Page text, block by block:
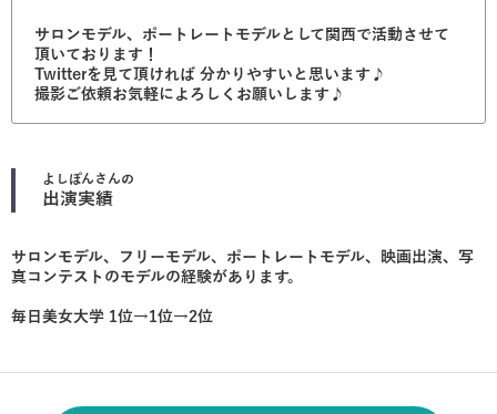
サロンモデル、ポートレートモデルとして関西で活動させて
頂いております！
Twitterを見て頂ければ 分かりやすいと思います♪
撮影ご依頼お気軽によろしくお願いします♪
よしぽん さんの
出演実績
サロンモデル、フリーモデル、ポートレートモデル、映画出演、写
真コンテストのモデルの経験があります。
毎日美女大学 1位→1位→2位